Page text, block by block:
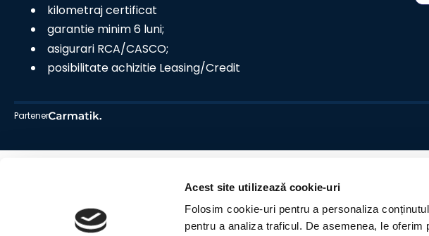
Acest site utilizează cookie-uri
Folosim cookie-uri pentru a personaliza
pentru a analiza traficul. De asemenea, le
kilometraj certificat
garantie minim 6 luni;
asigurari RCA/CASCO;
posibilitate achizitie Leasing/Credit
Partener